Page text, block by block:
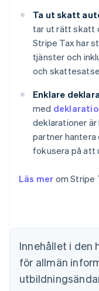
Ta ut skatt
tar ut rätt skatt
Stripe Tax har
tjänster och
och
Enklare
med
deklarationer
partner hantera
fokusera på
Läs mer om Stripe
Innehållet i den
för allmän
Nederlands
Brasilien
Português English
Bulgarien